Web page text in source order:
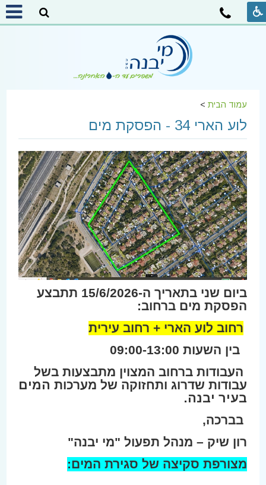
עמוד הבית>
לוע הארי 34 - הפסקת מים
ביום שני בתאריך ה-15/6/2026 תתבצע
הפסקת מים ברחוב:
רחוב לוע הארי + רחוב עירית
בין השעות 09:00-13:00
העבודות ברחוב המצוין מתבצעות בשל
עבודות שדרוג ותחזוקה של מערכותהמים
בעיר יבנה.
בברכה,
רון שיק – מנהל תפעול "מי יבנה"
מצורפת סקיצה של סגירת המים: